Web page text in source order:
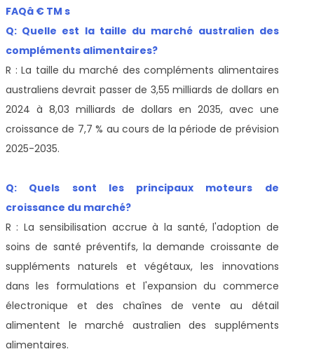
FAQâ € TM s
Q: Quelle est la taille du marché australien des
compléments alimentaires?
R : La taille du marché des compléments alimentaires
australiens devrait passer de 3,55 milliards de dollars en
2024 à 8,03 milliards de dollars en 2035, avec une
croissance de 7,7 % au cours de la période de prévision
2025-2035.
Q: Quels sont les principaux moteurs de
croissance du marché?
R : La sensibilisation accrue à la santé, l'adoption de
soins de santé préventifs, la demande croissante de
suppléments naturels et végétaux, les innovations
dans les formulations et l'expansion du commerce
électronique et des chaînes de vente au détail
alimentent le marché australien des suppléments
alimentaires.